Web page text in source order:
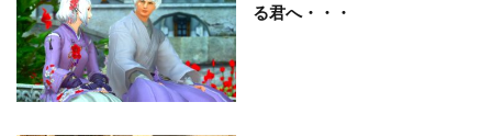
る君へ・・・